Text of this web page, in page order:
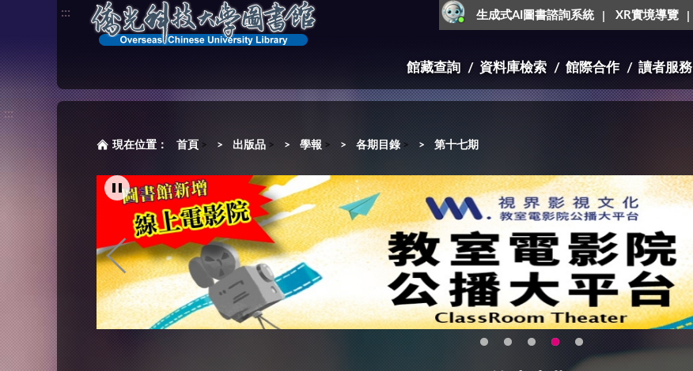
::: 生成式AI圖書諮詢系統 XR實境導覽
館藏查詢 資料庫檢索 館際合作 讀者服務
:::
首頁 > 出版品 > 學報 > 各期目錄 > 第十七期